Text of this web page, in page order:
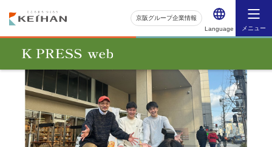
Language メニュー
京阪グループ企業情報